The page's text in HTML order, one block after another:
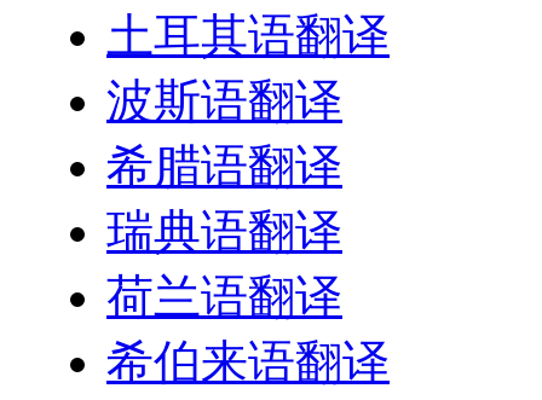
土耳其语翻译
波斯语翻译
希腊语翻译
瑞典语翻译
荷兰语翻译
希伯来语翻译